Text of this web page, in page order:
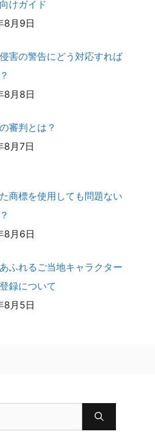
けガイド
8月9日
害の警告にどう対応すれば
8月8日
審判とは？
8月7日
商標を使用しても問題ない
8月6日
ふれるご当地キャラクター
録について
8月5日